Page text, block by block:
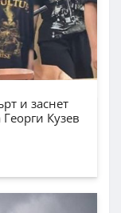
и заснет
Кузев